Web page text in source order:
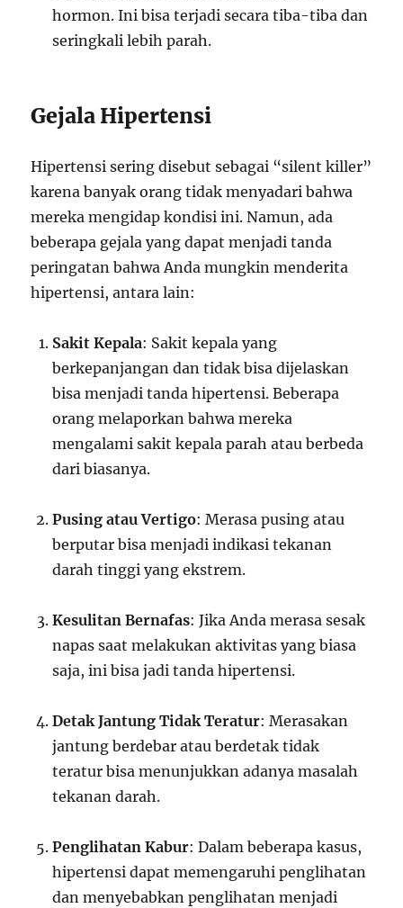
hormon. Ini bisa terjadi secara tiba-tiba dan
seringkali lebih parah.
Gejala Hipertensi
Hipertensi sering disebut sebagai “silent killer”
karena banyak orang tidak menyadari bahwa
mereka mengidap kondisi ini. Namun, ada
beberapa gejala yang dapat menjadi tanda
peringatan bahwa Anda mungkin menderita
hipertensi, antara lain:
Sakit Kepala: Sakit kepala yang
berkepanjangan dan tidak bisa dijelaskan
bisa menjadi tanda hipertensi. Beberapa
orang melaporkan bahwa mereka
mengalami sakit kepala parah atau berbeda
dari biasanya.
Pusing atau Vertigo: Merasa pusing atau
berputar bisa menjadi indikasi tekanan
darah tinggi yang ekstrem.
Kesulitan Bernafas: Jika Anda merasa sesak
napas saat melakukan aktivitas yang biasa
saja, ini bisa jadi tanda hipertensi.
Detak Jantung Tidak Teratur: Merasakan
jantung berdebar atau berdetak tidak
teratur bisa menunjukkan adanya masalah
tekanan darah.
Penglihatan Kabur: Dalam beberapa kasus,
hipertensi dapat memengaruhi penglihatan
dan menyebabkan penglihatan menjadi